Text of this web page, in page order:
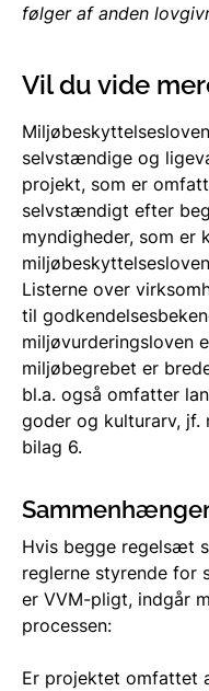
følger af anden
Vil du vide
selvstændige og
projekt, som er
selvstændigt efter
myndigheder, som er
Listerne over
til
miljøvurderingsloven
miljøbegrebet er
bl.a. også omfatter
goder og kulturarv, jf.
bilag 6.
Hvis begge regelsæt
reglerne styrende for
er VVM-pligt, indgår
processen:
Er projektet omfattet